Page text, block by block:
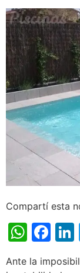
Compartí esta
Ante la